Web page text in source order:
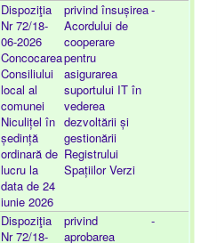
Dispoziţia
Nr 72/18-
06-2026
Concocarea
Consiliului
local al
comunei
Niculițel în
ședință
ordinară de
lucru la
data de 24
iunie 2026
privind însușirea
Acordului de
cooperare
pentru
asigurarea
suportului IT în
vederea
dezvoltării și
gestionării
Registrului
Spațiilor Verzi
-
Dispoziţia
Nr 72/18-
privind
aprobarea
-